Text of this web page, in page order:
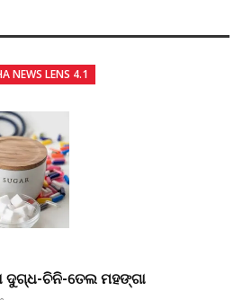
NEWS LENS 4.1
ଚିନି-ତେଲ ମହଙ୍ଗା